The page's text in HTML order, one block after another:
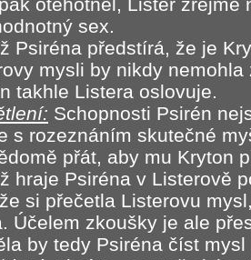
sex.
Psiréna předstírá, že je
mysli by nikdy
takhle Listera oslovuje.
Schopnosti Psirén
s rozeznáním skutečné
přát, aby mu Kryton
hraje Psiréna v Listerově
si přečetla Listerovu
Účelem zkoušky je ale
by tedy Psiréna číst